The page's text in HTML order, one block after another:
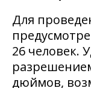
Для
26 человек.
дюймов,